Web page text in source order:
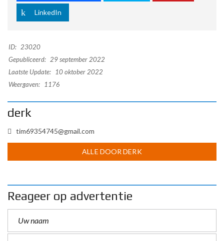
LinkedIn
ID: 23020
Gepubliceerd: 29 september 2022
Laatste Update:
10 oktober 2022
Weergaven:
1176
derk
tim69354745@gmail.com
ALLE DOOR DERK
Reageer op advertentie